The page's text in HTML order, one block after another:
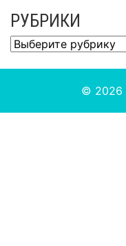
РУБРИКИ
Рубрики
© 2026